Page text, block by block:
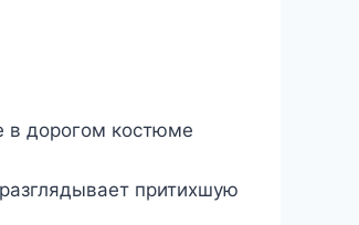
в дорогом костюме
притихшую